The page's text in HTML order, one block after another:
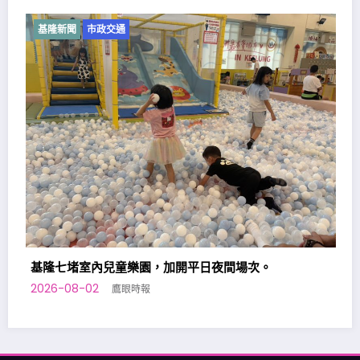
開平日夜間場次。
基隆新聞 市政交通
基隆原住民向市府提出「原住
助」政策訴求
2026-08-01 鷹眼時報